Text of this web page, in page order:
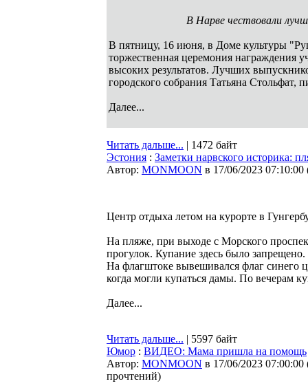
В Нарве чествовали
В пятницу, 16 июня, в Доме культуры
торжественная церемония награждения
высоких результатов. Лучших
городского собрания Татьяна Стольфат,
Далее...
Читать дальше... | 1472 байт
Эстония : Заметки нарвского историка:
Автор: MONMOON в 17/06/2023 07:10:00
Центр отдыха летом на курорте в
На пляже, при выходе с Морского
прогулок. Купание здесь было запрещено.
На флагштоке вывешивался флаг синего
когда могли купаться дамы. По вечерам
Далее...
Читать дальше... | 5597 байт
Юмор : ВИДЕО: Мама пришла на помощь
Автор: MONMOON в 17/06/2023 07:00:00
прочтений)